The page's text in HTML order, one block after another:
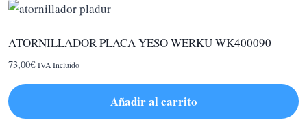
ATORNILLADOR PLACA YESO WERKU WK400090
73,00€ IVA Incluido
Añadir al carrito